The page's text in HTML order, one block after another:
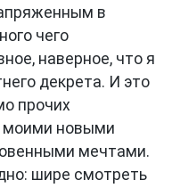
в
чего
наверное, что я
декрета. И это
прочих
моими новыми
мечтами.
шире смотреть